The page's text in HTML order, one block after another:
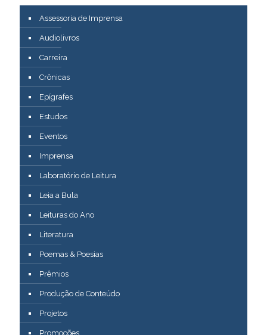
Assessoria de Imprensa
Audiolivros
Carreira
Crônicas
Epígrafes
Estudos
Eventos
Imprensa
Laboratório de Leitura
Leia a Bula
Leituras do Ano
Literatura
Poemas & Poesias
Prêmios
Produção de Conteúdo
Projetos
Promoções